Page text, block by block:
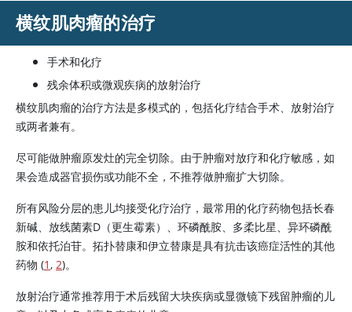
横纹肌肉瘤的治疗
手术和化疗
残余体积或微观疾病的放射治疗
横纹肌肉瘤的治疗方法是多模式的，包括化疗结合手术、放射治疗
或两者兼有。
尽可能做肿瘤原发灶的完全切除。由于肿瘤对放疗和化疗敏感，如
果会造成器官损伤或功能不全，不推荐做肿瘤扩大切除。
所有风险分层的患儿均接受化疗治疗，最常用的化疗药物包括长春
新碱、放线菌素D（更生霉素）、环磷酰胺、多柔比星、异环磷酰
胺和依托泊苷。拓扑替康和伊立替康是具有抗击该癌症活性的其他
药物 (1, 2)。
放射治疗通常推荐用于术后残留大块疾病或显微镜下残留肿瘤的儿